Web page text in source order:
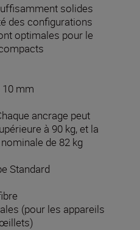
solides
des configurations
optimales pour le
10 mm
ancrage peut
à 90 kg, et la
de 82 kg
Standard
(pour les appareils